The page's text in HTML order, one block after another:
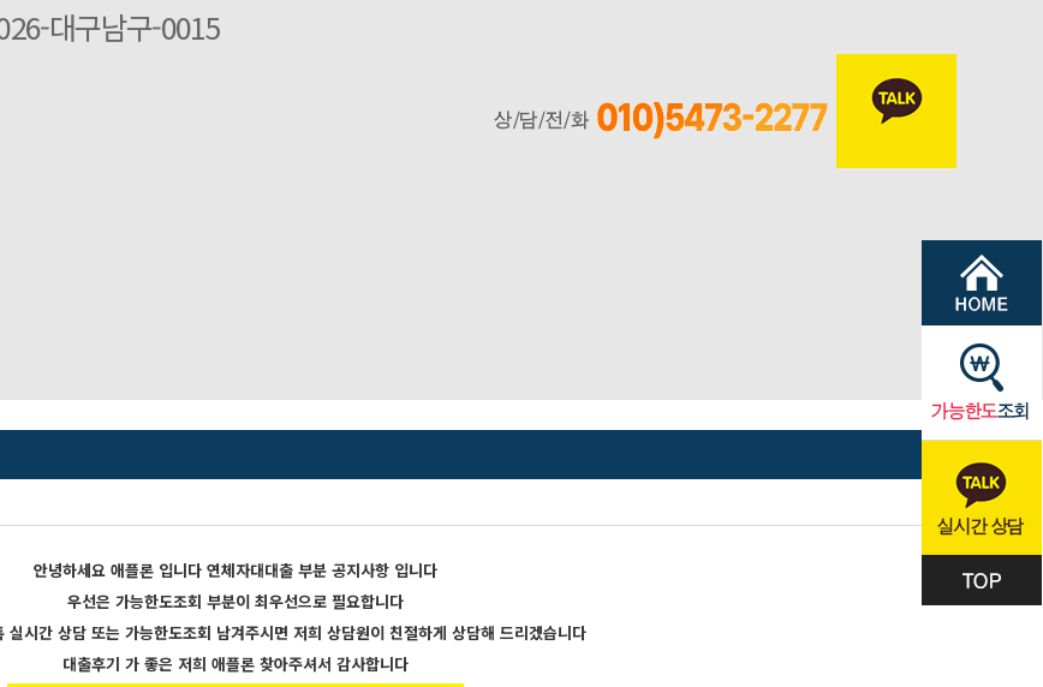
대구남구-0015
안녕하세요 애플론 입니다 연체자대대출 부분 공지사항 입니다
우선은 가능한도조회 부분이 최우선으로 필요합니다
실시간 상담 또는 가능한도조회 남겨주시면 저희 상담원이 친절하게 상담해 드리겠습니다
대출후기 가 좋은 저희 애플론 찾아주셔서 감사합니다